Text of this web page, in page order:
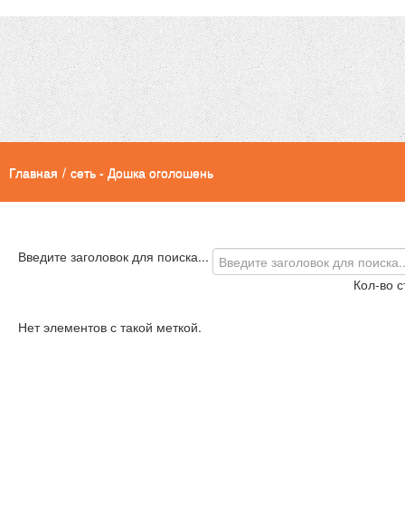
Главная / сеть - Дошка оголошень
Введите заголовок для поиска...
Кол-во
Нет элементов с такой меткой.